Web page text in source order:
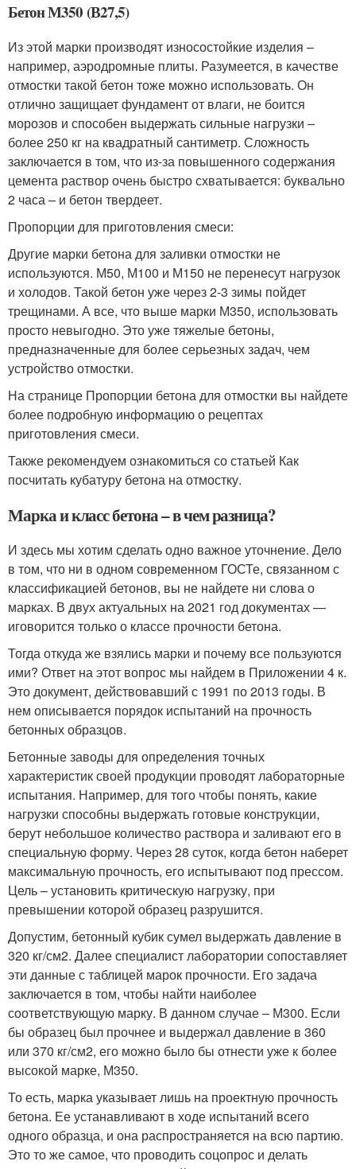
Бетон М350 (В27,5)
Из этой марки производят износостойкие изделия –
например, аэродромные плиты. Разумеется, в качестве
отмостки такой бетон тоже можно использовать. Он
отлично защищает фундамент от влаги, не боится
морозов и способен выдержать сильные нагрузки –
более 250 кг на квадратный сантиметр. Сложность
заключается в том, что из-за повышенного содержания
цемента раствор очень быстро схватывается: буквально
2 часа – и бетон твердеет.
Пропорции для приготовления смеси:
Другие марки бетона для заливки отмостки не
используются. М50, М100 и М150 не перенесут нагрузок
и холодов. Такой бетон уже через 2-3 зимы пойдет
трещинами. А все, что выше марки М350, использовать
просто невыгодно. Это уже тяжелые бетоны,
предназначенные для более серьезных задач, чем
устройство отмостки.
На странице Пропорции бетона для отмостки вы найдете
более подробную информацию о рецептах
приготовления смеси.
Также рекомендуем ознакомиться со статьей Как
посчитать кубатуру бетона на отмостку.
Марка и класс бетона – в чем разница?
И здесь мы хотим сделать одно важное уточнение. Дело
в том, что ни в одном современном ГОСТе, связанном с
классификацией бетонов, вы не найдете ни слова о
марках. В двух актуальных на 2021 год документах —
иговорится только о классе прочности бетона.
Тогда откуда же взялись марки и почему все пользуются
ими? Ответ на этот вопрос мы найдем в Приложении 4 к.
Это документ, действовавший с 1991 по 2013 годы. В
нем описывается порядок испытаний на прочность
бетонных образцов.
Бетонные заводы для определения точных
характеристик своей продукции проводят лабораторные
испытания. Например, для того чтобы понять, какие
нагрузки способны выдержать готовые конструкции,
берут небольшое количество раствора и заливают его в
специальную форму. Через 28 суток, когда бетон наберет
максимальную прочность, его испытывают под прессом.
Цель – установить критическую нагрузку, при
превышении которой образец разрушится.
Допустим, бетонный кубик сумел выдержать давление в
320 кг/см2. Далее специалист лаборатории сопоставляет
эти данные с таблицей марок прочности. Его задача
заключается в том, чтобы найти наиболее
соответствующую марку. В данном случае – М300. Если
бы образец был прочнее и выдержал давление в 360
или 370 кг/см2, его можно было бы отнести уже к более
высокой марке, М350.
То есть, марка указывает лишь на проектную прочность
бетона. Ее устанавливают в ходе испытаний всего
одного образца, и она распространяется на всю партию.
Это то же самое, что проводить соцопрос и делать